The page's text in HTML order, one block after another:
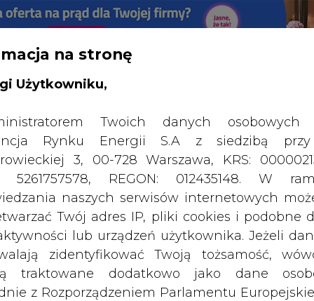
na stronę
Użytkowniku,
Twoich danych osobowych
Rynku Energii S.A z siedzibą
3, 00-728 Warszawa, KRS:
5261757578, REGON: 012435148. W
naszych serwisów internetowych
Twój adres IP, pliki cookies i podobne
lub urządzeń użytkownika. Jeżeli
zidentyfikować Twoją tożsamość,
traktowane dodatkowo jako dane
z Rozporządzeniem Parlamentu